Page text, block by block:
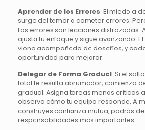
Aprender de los Errores: El miedo a
surge del temor a cometer errores.
Los errores son lecciones disfrazadas.
ajusta tu enfoque y sigue avanzando.
viene acompañado de desafíos, y
oportunidad para mejorar.
Delegar de Forma Gradual: Si el
total te resulta abrumador, comienza
gradual. Asigna tareas menos críticas
observa cómo tu equipo responde. A
construyes confianza mutua, podrás
responsabilidades más importantes.